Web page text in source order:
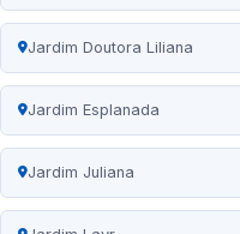
Jardim Doutora Liliana
Jardim Esplanada
Jardim Juliana